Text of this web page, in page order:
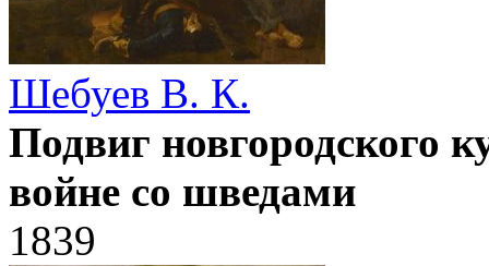
Шебуев В. К.
Подвиг новгородского
войне со шведами
1839